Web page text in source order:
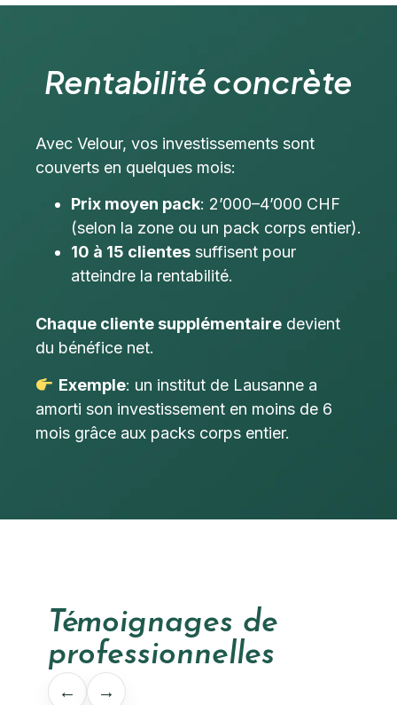
Rentabilité concrète
Avec Velour, vos investissements sont
couverts en quelques mois:
Prix moyen pack: 2’000–4’000 CHF
(selon la zone ou un pack corps entier).
10 à 15 clientes suffisent pour
atteindre la rentabilité.
Chaque cliente supplémentaire devient
du bénéfice net.
Exemple: un institut de Lausanne a
amorti son investissement en moins de 6
mois grâce aux packs corps entier.
Témoignages de
professionnelles
← →